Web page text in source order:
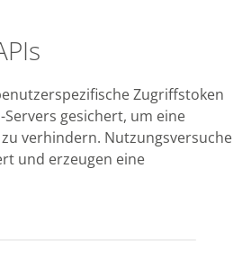
Zugriffstoken
Servers gesichert, um eine
verhindern. Nutzungsversuche
und erzeugen eine